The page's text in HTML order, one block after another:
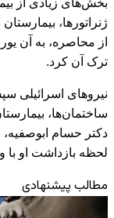
ژنراتورها،
از محاصره، به آن
ترک آن کرد.
نیروهای اسرائیلی
ساختمان‌ها،
دکتر حسام ابوصفیه،
لحظه بازداشت او
مطالب پیشنهادی